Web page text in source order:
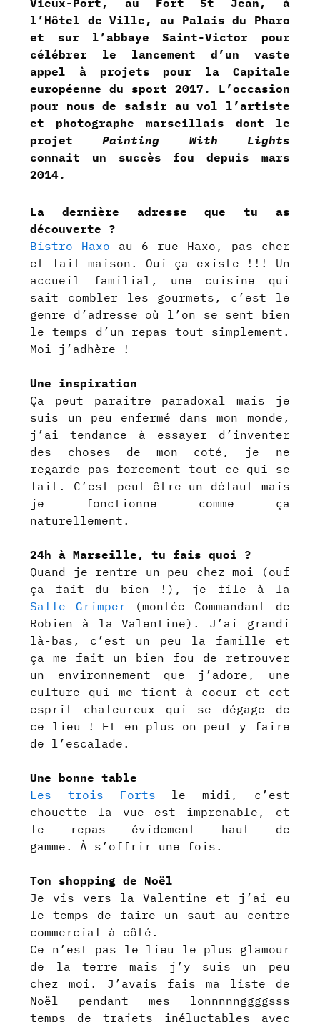
Vieux-Port, au Fort St Jean, à
l’Hôtel de Ville, au Palais du Pharo
et sur l’abbaye Saint-Victor pour
célébrer le lancement d’un vaste
appel à projets pour la Capitale
européenne du sport 2017. L’occasion
pour nous de saisir au vol l’artiste
et photographe marseillais dont le
projetPainting With Lights
connait un succès fou depuis mars
2014.
La dernière adresse que tu as
découverte ?
Bistro Haxo au 6 rue Haxo, pas cher
et fait maison. Oui ça existe !!! Un
accueil familial, une cuisine qui
sait combler les gourmets, c’est le
genre d’adresse où l’on se sent bien
le temps d’un repas tout simplement.
Moi j’adhère !
Une inspiration
Ça peut paraitre paradoxal mais je
suis un peu enfermé dans mon monde,
j’ai tendance à essayer d’inventer
des choses de mon coté, je ne
regarde pas forcement tout ce qui se
fait. C’est peut-être un défaut mais
je fonctionne comme ça
naturellement.
24h à Marseille, tu fais quoi ?
Quand je rentre un peu chez moi (ouf
ça fait du bien !), je file à la
Salle Grimper (montée Commandant de
Robien à la Valentine). J’ai grandi
là-bas, c’est un peu la famille et
ça me fait un bien fou de retrouver
un environnement que j’adore, une
culture qui me tient à coeur et cet
esprit chaleureux qui se dégage de
ce lieu ! Et en plus on peut y faire
de l’escalade.
Une bonne table
Les trois Forts le midi, c’est
chouette la vue est imprenable, et
le repas évidement haut de
gamme. À s’offrir une fois.
Ton shopping de Noël
Je vis vers la Valentine et j’ai eu
le temps de faire un saut au centre
commercial à côté.
Ce n’est pas le lieu le plus glamour
de la terre mais j’y suis un peu
chez moi. J’avais fais ma liste de
Noël pendant mes lonnnnnggggsss
temps de trajets inéluctables avec